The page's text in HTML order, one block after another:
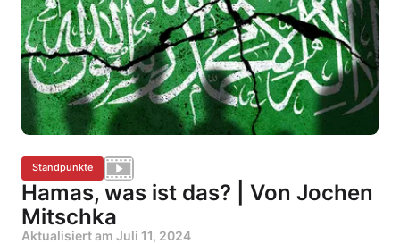
Standpunkte
Hamas, was ist das? | Von Jochen
Mitschka
Aktualisiert am Juli 11, 2024